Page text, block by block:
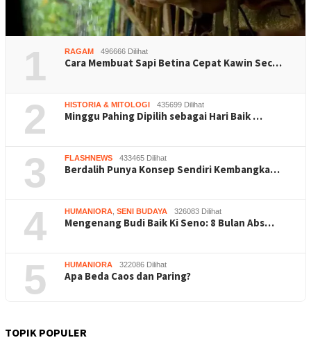
1 RAGAM 496666 Dilihat
Cara Membuat Sapi Betina Cepat Kawin Sec…
2 HISTORIA & MITOLOGI 435699 Dilihat
Minggu Pahing Dipilih sebagai Hari Baik …
3 FLASHNEWS 433465 Dilihat
Berdalih Punya Konsep Sendiri Kembangka…
4 HUMANIORA SENI BUDAYA 326083 Dilihat
Mengenang Budi Baik Ki Seno: 8 Bulan Abs…
5 HUMANIORA 322086 Dilihat
Apa Beda Caos dan Paring?
TOPIK POPULER